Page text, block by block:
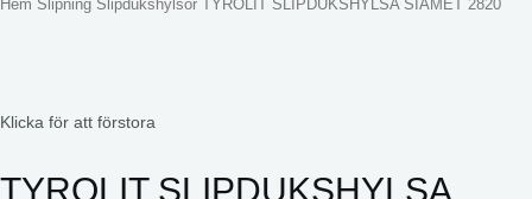
Hem Slipning Slipdukshylsor TYROLIT SLIPDUKSHYLSA SIAMET 2820
Klicka för att förstora
TYROLIT SLIPDUKSHYLSA